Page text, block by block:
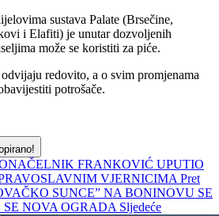
sustava Palate (Brsečine,
i Elafiti) je unutar dozvoljenih
može se koristiti za piće.
redovito, a o svim promjenama
potrošače.
FRANKOVIĆ UPUTIO
VJERNICIMA Pret
SUNCE” NA BONINOVU SE
NOVA OGRADA Sljedeće